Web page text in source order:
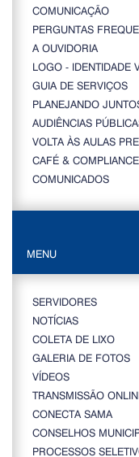
COMUNICAÇÃO
PERGUNTAS
A OUVIDORIA
LOGO - IDENTIDADE
GUIA DE SERVIÇOS
PLANEJANDO
AUDIÊNCIAS
VOLTA ÀS AULAS
CAFÉ & COMPLIANCE
COMUNICADOS
MENU
SERVIDORES
NOTÍCIAS
COLETA DE LIXO
GALERIA DE FOTOS
VÍDEOS
TRANSMISSÃO
CONECTA SAMA
CONSELHOS
PROCESSOS